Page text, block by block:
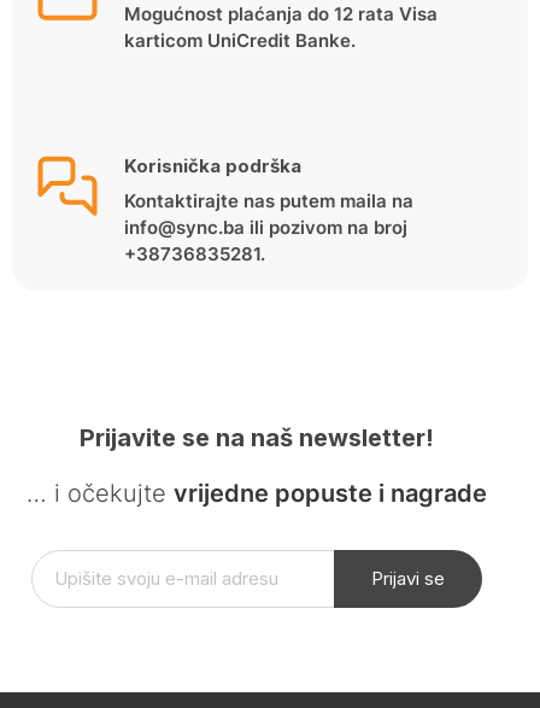
Mogućnost plaćanja do 12 rata Visa
karticom UniCredit Banke.
Korisnička podrška
Kontaktirajte nas putem maila na
info@sync.ba ili pozivom na broj
+38736835281.
Prijavite se na naš newsletter!
… i očekujte vrijedne popuste i nagrade
Prijavi se